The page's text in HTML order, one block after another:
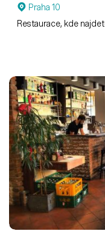
Praha 10
Restaurace, kde